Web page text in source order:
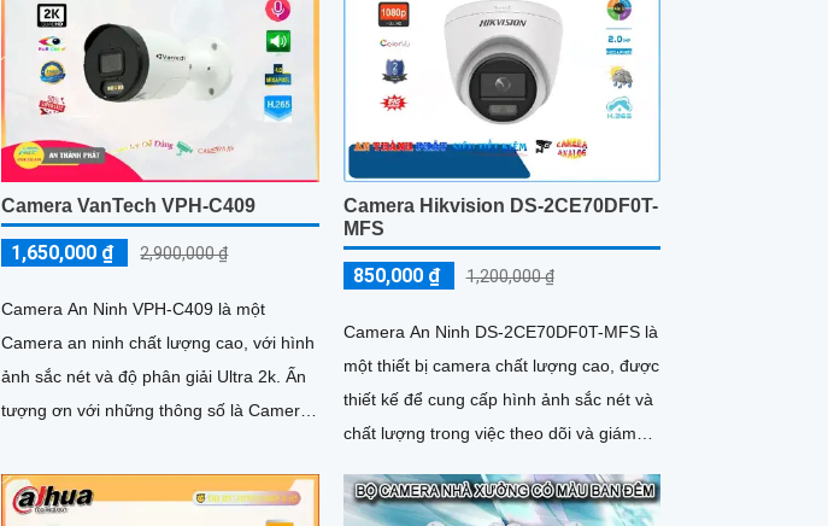
Camera VanTech VPH-C409
1,650,000 ₫ 2,900,000 ₫
Camera An Ninh VPH-C409 là một
Camera an ninh chất lượng cao, với hình
ảnh sắc nét và độ phân giải Ultra 2k. Ấn
tượng ơn với những thông số là Camera
Camera Hikvision DS-2CE70DF0T-
MFS
850,000 ₫ 1,200,000 ₫
Camera An Ninh DS-2CE70DF0T-MFS là
một thiết bị camera chất lượng cao, được
thiết kế để cung cấp hình ảnh sắc nét và
chất lượng trong việc theo dõi và giám